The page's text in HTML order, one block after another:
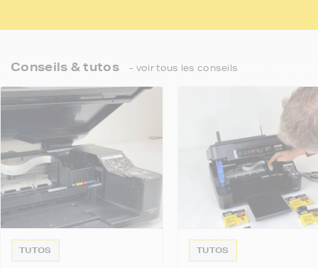
Conseils & tutos - voir tous les conseils
TUTOS TUTOS